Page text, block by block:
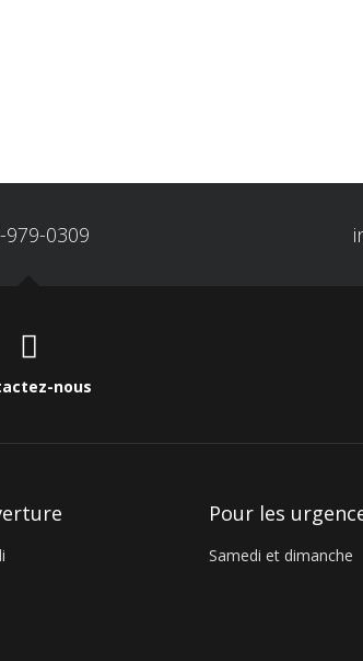
979-0309
nous
Pour les
Samedi et dimanche